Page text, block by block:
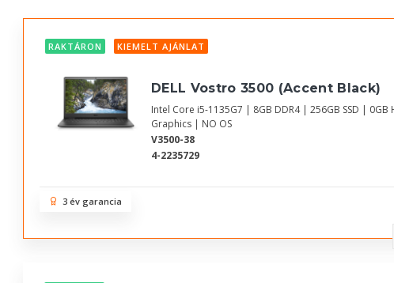
RAKTÁRON KIEMELT AJÁNLAT
DELL Vostro 3500 (Accent Black)
Intel Core i5-1135G7 | 8GB DDR4 | 256GB SSD |
Graphics | NO OS
V3500-38
4-2235729
3 év garancia